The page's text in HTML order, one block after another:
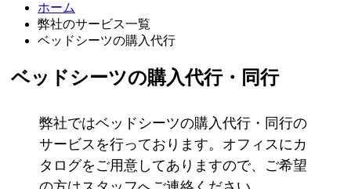
ホーム
弊社のサービス一覧
ベッドシーツの購入代行
ベッドシーツの購入代行・同行
弊社ではベッドシーツの購入代行・同行の
サービスを行っております。オフィスにカ
タログをご用意してありますので、ご希望